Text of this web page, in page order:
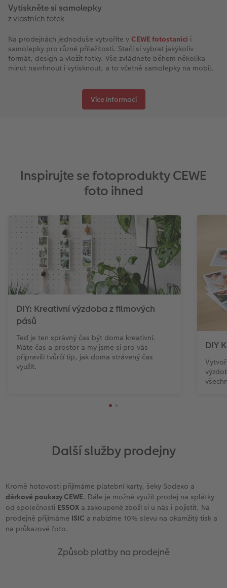
Vytiskněte si samolepky
z vlastních fotek
Na prodejnách jednoduše vytvoříte v CEWE fotostanici i
samolepky pro různé příležitosti. Stačí si vybrat jakýkoliv
formát, design a vložit fotky. Vše zvládnete během několika
minut navrhnout i vytisknout, a to včetně samolepky na mobil.
Více informací
Inspirujte se fotoprodukty CEWE
foto ihned
DIY: Kreativní výzdoba z filmových
pásů
Teď je ten správný čas být doma kreativní.
Máte čas a prostor a my jsme si pro vás
připravili tvůrčí tip, jak doma strávený čas
využít.
DIY
Další služby prodejny
Kromě hotovosti přijímáme platební karty, šeky Sodexo a
dárkové poukazy CEWE. Dále je možné využít prodej na splátky
od společnosti ESSOX a zakoupené zboží si u nás i pojistit. Na
prodejně přijímáme ISIC a nabízíme 10% slevu na okamžitý tisk a
na průkazové foto.
Způsob platby na prodejně